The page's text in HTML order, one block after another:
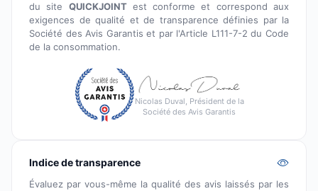
du site QUICKJOINTest conforme et correspond aux
exigences de qualité et de transparence définies par la
Société des Avis Garantis et par l'Article L111-7-2 du Code
de la consommation.
Nicolas Duval, Président de la
Société des Avis Garantis
Indice de transparence
Évaluez par vous-même la qualité des avis laissés par les